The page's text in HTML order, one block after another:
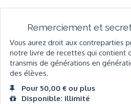
Remerciement et
Vous aurez droit aux contreparties
notre livre de recettes qui contient
transmis de générations en
des élèves.
Pour 50,00 € ou plus
Disponible: Illimité